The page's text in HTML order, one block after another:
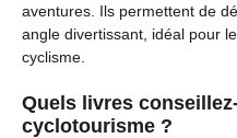
aventures. Ils permettent de
angle divertissant, idéal pour
cyclisme.
Quels livres
cyclotourisme ?